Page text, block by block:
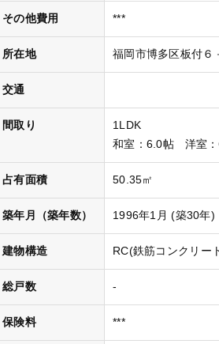
その他費用 ***
所在地 福岡市博多区板付６
交通
間取り
1LDK
和室 ：6.0帖 洋室
占有面積 50.35㎡
築年月（築年数） 1996年1月 (築30年)
建物構造 RC(鉄筋コンクリー
総戸数 -
保険料 ***